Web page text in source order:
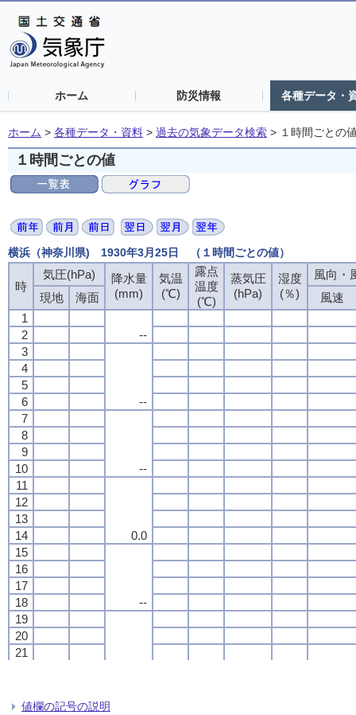
ホーム 防災情報 各種データ・
ホーム > 各種データ・資料 > 過去の気象データ検索 > １時間ごとの
１時間ごとの値
横浜（神奈川県) 1930年3月25日 （１時間ごとの値）
時
気圧(hPa)
降水量
(mm)
気温
(℃)
露点
温度
(℃)
蒸気圧
(hPa)
湿度
(％)
風向・
現地
海面
風速
1
--
2
3
--
4
5
6
7
--
8
9
10
11
0.0
12
13
14
15
--
16
17
18
19
20
21
24
時
気圧(hPa)
降水量
(mm)
気温
(℃)
露点
温度
(℃)
蒸気圧
(hPa)
湿度
(％)
風向・
現地
海面
風速
1
--
2
3
--
4
5
6
7
--
8
9
10
11
0.0
12
13
14
15
--
16
17
18
19
20
21
24
時
気圧(hPa)
降水量
(mm)
気温
(℃)
露点
温度
(℃)
蒸気圧
(hPa)
湿度
(％)
風向・
現地
海面
風速
1
--
2
3
--
4
5
6
7
--
8
9
10
11
0.0
12
13
14
15
--
16
17
18
19
20
21
24
時
気圧(hPa)
降水量
(mm)
気温
(℃)
露点
温度
(℃)
蒸気圧
(hPa)
湿度
(％)
風向・
現地
海面
風速
1
--
2
3
--
4
5
6
7
--
8
9
10
11
0.0
12
13
14
15
--
16
17
18
19
20
21
24
値欄の記号の説明